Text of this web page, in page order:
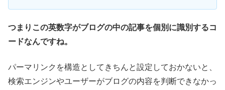
つまりこの英数字がブログの中の記事を個別に識別するコ
ードなんですね。
パーマリンクを構造としてきちんと設定しておかないと、
検索エンジンやユーザーがブログの内容を判断できなかっ